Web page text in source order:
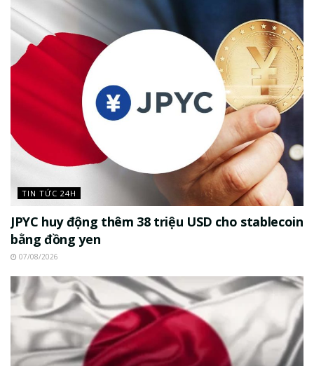
TIN TỨC 24H
JPYC huy động thêm 38 triệu USD cho stablecoin
bằng đồng yen
07/08/2026